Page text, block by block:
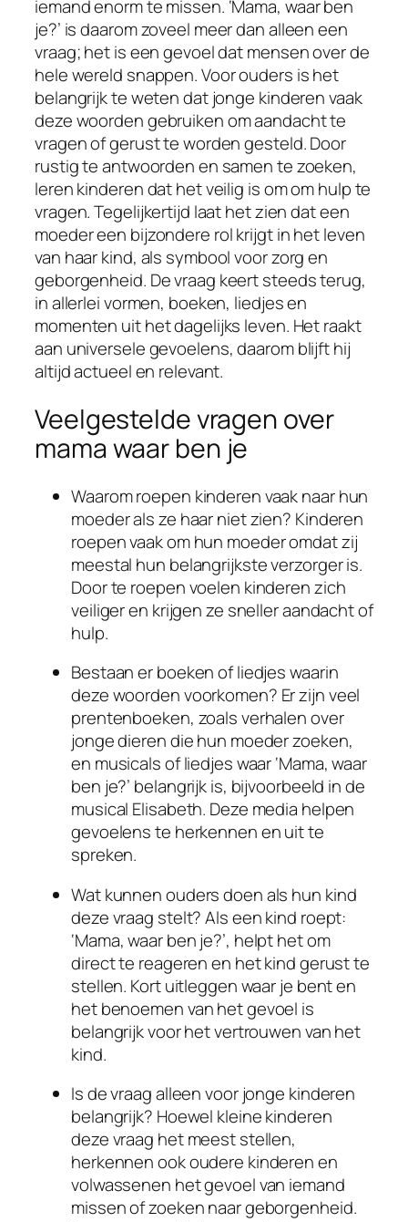
iemand enorm te missen. ‘Mama, waar ben
je?’ is daarom zoveel meer dan alleen een
vraag; het is een gevoel dat mensen over de
hele wereld snappen. Voor ouders is het
belangrijk te weten dat jonge kinderen vaak
deze woorden gebruiken om aandacht te
vragen of gerust te worden gesteld. Door
rustig te antwoorden en samen te zoeken,
leren kinderen dat het veilig is om om hulp te
vragen. Tegelijkertijd laat het zien dat een
moeder een bijzondere rol krijgt in het leven
van haar kind, als symbool voor zorg en
geborgenheid. De vraag keert steeds terug,
in allerlei vormen, boeken, liedjes en
momenten uit het dagelijks leven. Het raakt
aan universele gevoelens, daarom blijft hij
altijd actueel en relevant.
Veelgestelde vragen over
mama waar ben je
Waarom roepen kinderen vaak naar hun
moeder als ze haar niet zien? Kinderen
roepen vaak om hun moeder omdat zij
meestal hun belangrijkste verzorger is.
Door te roepen voelen kinderen zich
veiliger en krijgen ze sneller aandacht of
hulp.
Bestaan er boeken of liedjes waarin
deze woorden voorkomen? Er zijn veel
prentenboeken, zoals verhalen over
jonge dieren die hun moeder zoeken,
en musicals of liedjes waar ‘Mama, waar
ben je?’ belangrijk is, bijvoorbeeld in de
musical Elisabeth. Deze media helpen
gevoelens te herkennen en uit te
spreken.
Wat kunnen ouders doen als hun kind
deze vraag stelt? Als een kind roept:
‘Mama, waar ben je?’, helpt het om
direct te reageren en het kind gerust te
stellen. Kort uitleggen waar je bent en
het benoemen van het gevoel is
belangrijk voor het vertrouwen van het
kind.
Is de vraag alleen voor jonge kinderen
belangrijk? Hoewel kleine kinderen
deze vraag het meest stellen,
herkennen ook oudere kinderen en
volwassenen het gevoel van iemand
missen of zoeken naar geborgenheid.